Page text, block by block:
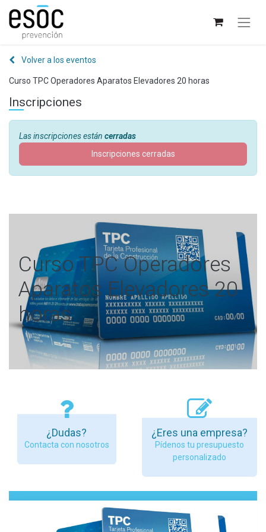
Volver a los eventos
Curso TPC Operadores Aparatos Elevadores 20 horas
Inscripciones
Las inscripciones están cerradas
Inscripciones cerradas
Curso TPC Operadores
Aparatos Elevadores 20
horas
¿Dudas?
Contacta con nosotros
¿Eres una empresa?
Pídenos tu presupuesto
personalizado